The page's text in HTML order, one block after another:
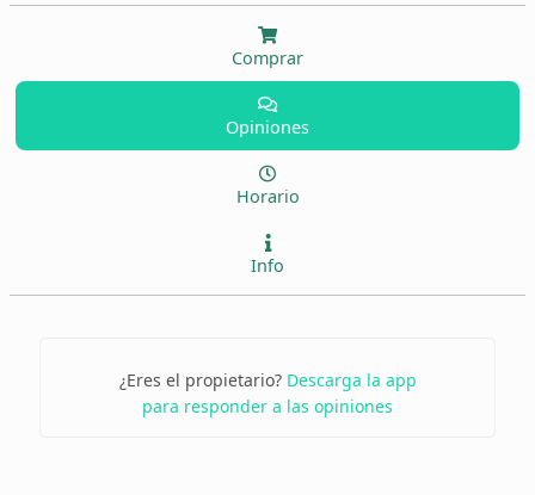
Comprar
Opiniones
Horario
Info
¿Eres el propietario? Descarga la app
para responder a las opiniones